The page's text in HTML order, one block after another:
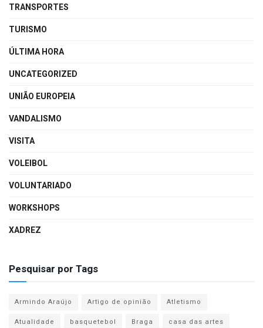
TRANSPORTES
TURISMO
ÚLTIMA HORA
UNCATEGORIZED
UNIÃO EUROPEIA
VANDALISMO
VISITA
VOLEIBOL
VOLUNTARIADO
WORKSHOPS
XADREZ
Pesquisar por Tags
Armindo Araújo Artigo de opinião
Atletismo
Atualidade
basquetebol Braga
casa das artes